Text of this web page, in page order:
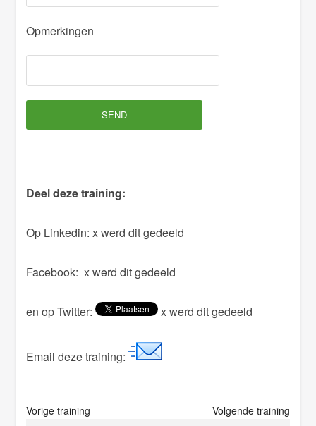
e
l
e
i
f
e
d
m
y
Opmerkingen
Deel deze training:
Op Linkedin:x werd dit gedeeld
Facebook: x werd dit gedeeld
en op Twitter: x werd dit gedeeld
Email deze training:
Vorige training Volgende training